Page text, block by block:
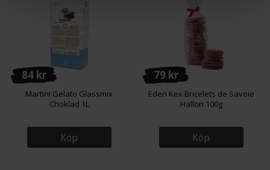
84 kr
Martini Gelato Glassmix
Choklad 1L
Köp
79 kr
Eden Kex Bricelets de Savoie
Hallon 100g
Köp